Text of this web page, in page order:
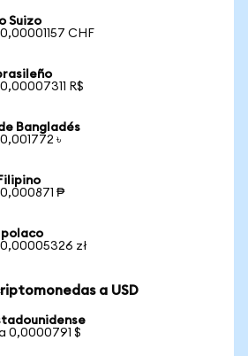
Suizo
CHF
R$
Bangladés
৳
₱
polaco
0,00005326 zł
a USD
0,0000791 $